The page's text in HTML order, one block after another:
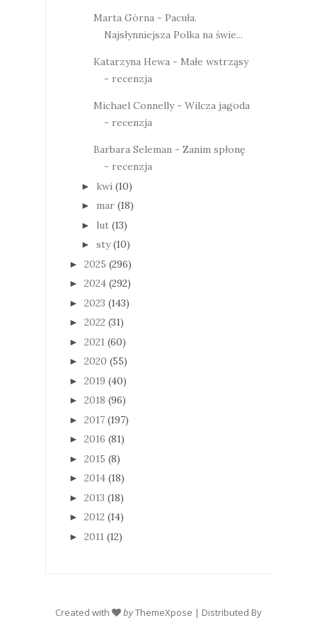
Marta Górna - Pacuła.
Najsłynniejsza Polka na świe...
Katarzyna Hewa - Małe wstrząsy
- recenzja
Michael Connelly - Wilcza jagoda
- recenzja
Barbara Seleman - Zanim spłonę
- recenzja
► kwi (10)
► mar (18)
► lut (13)
► sty (10)
► 2025 (296)
► 2024 (292)
► 2023 (143)
► 2022 (31)
► 2021 (60)
► 2020 (55)
► 2019 (40)
► 2018 (96)
► 2017 (197)
► 2016 (81)
► 2015 (8)
► 2014 (18)
► 2013 (18)
► 2012 (14)
► 2011 (12)
Created with byThemeXpose | Distributed By